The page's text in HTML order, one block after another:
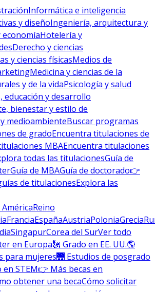
Informática e inteligencia
y diseñoIngeniería, arquitectura y
economíaHotelería y
Derecho y ciencias
y ciencias físicasMedios de
Medicina y ciencias de la
y de la vidaPsicología y salud
educación y desarrollo
bienestar y estilo de
medioambienteBuscar programas
de gradoEncuentra titulaciones de
MBAEncuentra titulaciones
todas las titulacionesGuía de
Guía de MBAGuía de doctorado👉
de titulacionesExplora las
Reino
FranciaEspañaAustriaPoloniaGrecia
SingapurCorea del SurVer todo
en Europa🗽 Grado en EE. UU.🌎
para mujeres🌉 Estudios de posgrado
en STEM👉 Más becas en
obtener una becaCómo solicitar